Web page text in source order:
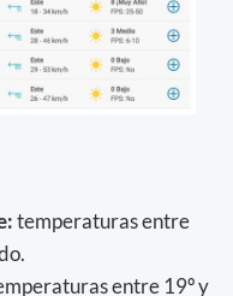
temperaturas entre
entre 19º y